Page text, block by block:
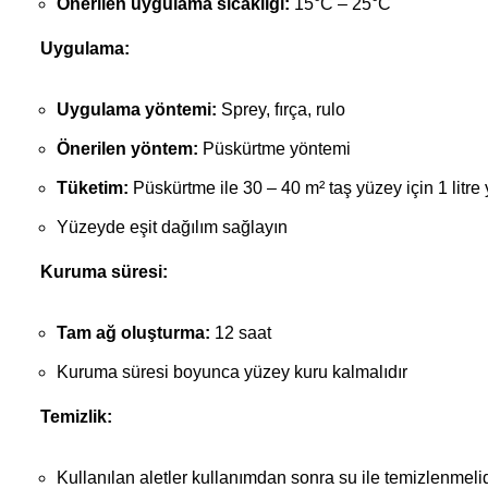
Önerilen uygulama sıcaklığı: 15°C – 25°C
Uygulama:
Uygulama yöntemi: Sprey, fırça, rulo
Önerilen yöntem: Püskürtme yöntemi
Tüketim: Püskürtme ile 30 – 40 m² taş yüzey için 1 litre
Yüzeyde eşit dağılım sağlayın
Kuruma süresi:
Tam ağ oluşturma: 12 saat
Kuruma süresi boyunca yüzey kuru kalmalıdır
Temizlik:
Kullanılan aletler kullanımdan sonra su ile